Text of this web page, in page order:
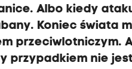
Albo kiedy
Koniec świata
przeciwlotniczym.
przypadkiem nie